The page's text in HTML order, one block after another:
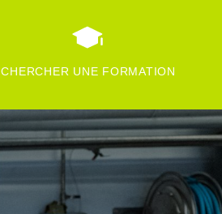
CHERCHER UNE FORMATION